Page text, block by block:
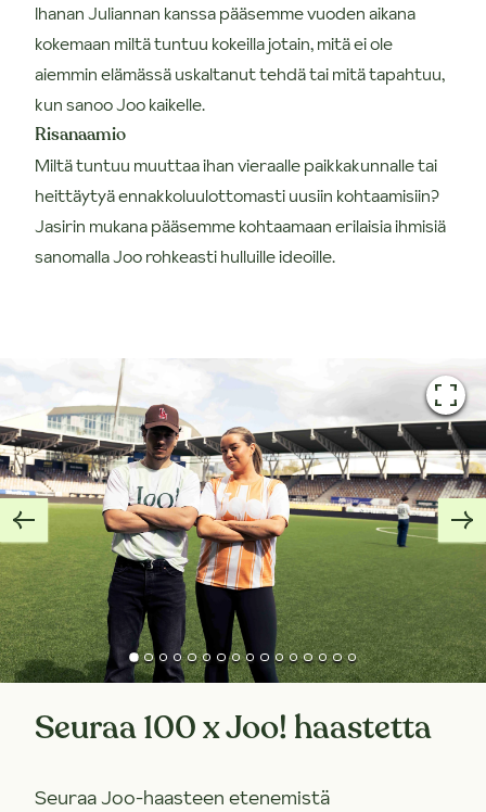
Ihanan Juliannan kanssa pääsemme vuoden aikana
kokemaan miltä tuntuu kokeilla jotain, mitä ei ole
aiemmin elämässä uskaltanut tehdä tai mitä tapahtuu,
kun sanoo Joo kaikelle.
Risanaamio
Miltä tuntuu muuttaa ihan vieraalle paikkakunnalle tai
heittäytyä ennakkoluulottomasti uusiin kohtaamisiin?
Jasirin mukana pääsemme kohtaamaan erilaisia ihmisiä
sanomalla Joo rohkeasti hulluille ideoille.
Seuraa 100 x Joo! haastetta
Seuraa Joo-haasteen etenemistä